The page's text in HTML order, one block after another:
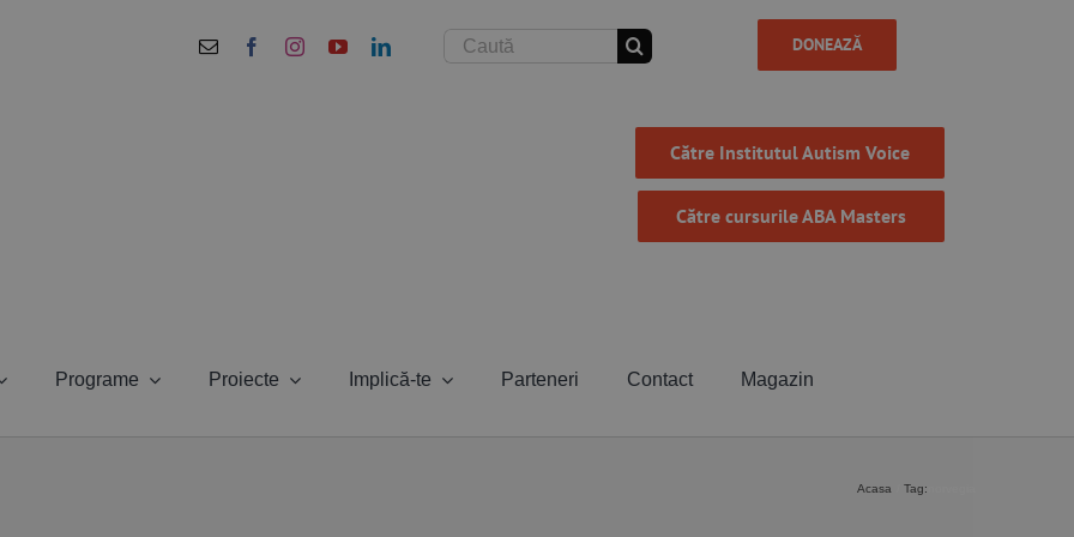
Cautare... DONEAZĂ
Către Institutul Autism Voice
Către cursurile ABA Masters
Programe Proiecte Implică-te Parteneri Contact Magazin
Acasa Tag: